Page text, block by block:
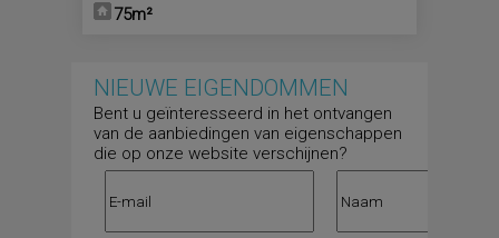
75m²
NIEUWE EIGENDOMMEN
Bent u geïnteresseerd in het ontvangen
van de aanbiedingen van eigenschappen
die op onze website verschijnen?